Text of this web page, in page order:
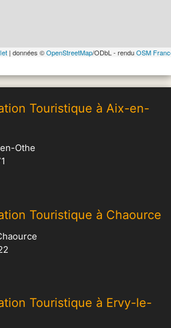
| données ©OpenStreetMap/ODbL - renduOSM
Touristique à Aix-en-
Othe
Touristique à Chaource
Touristique à Ervy-le-